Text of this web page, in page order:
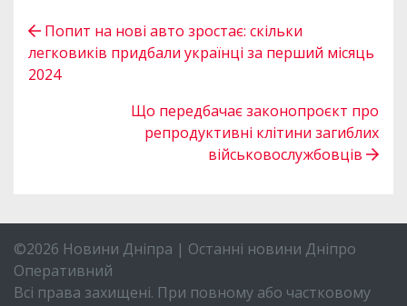
Попит на нові авто зростає: скільки
легковиків придбали українці за перший місяць
2024
Що передбачає законопроєкт про
репродуктивні клітини загиблих
військовослужбовців
©2026 Новини Дніпра | Останні новини Дніпро
Оперативний
Всі права захищені. При повному або частковому